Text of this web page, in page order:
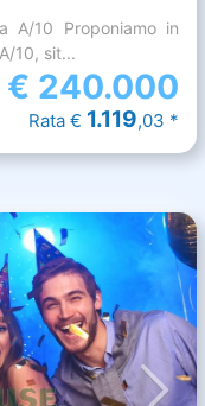
A/10 Proponiamo in
10, sit...
€ 240.000
Rata € 1.119,03 *